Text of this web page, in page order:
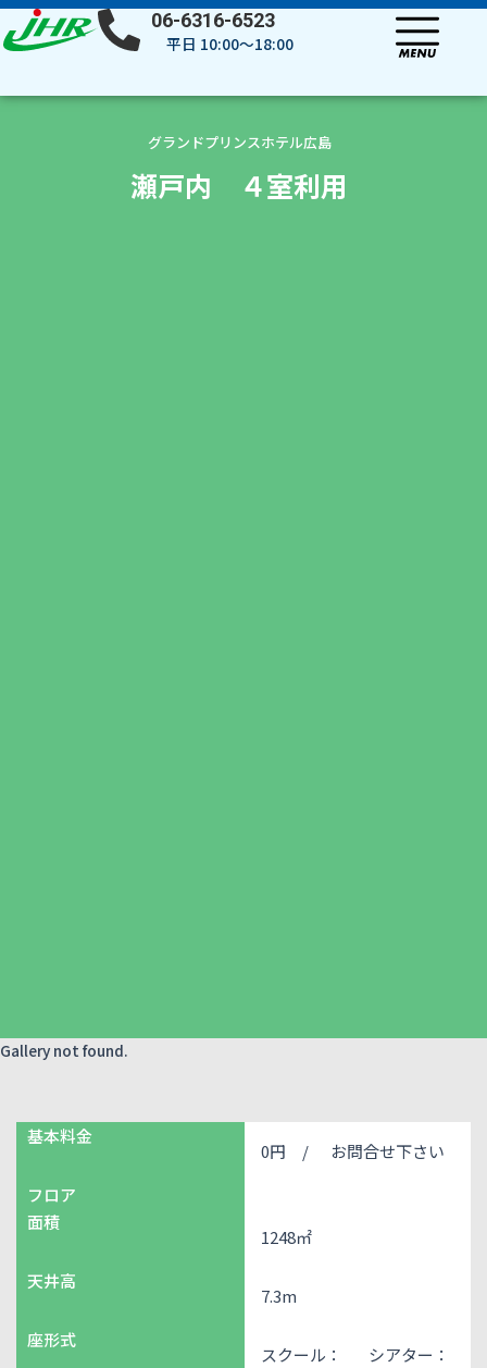
内
容
キ
06-6316-6523
平日 10:00～18:00
グランドプリンスホテル広島
瀬戸内 ４室利用
Gallery not found.
基本料金
0円 /
お問合せ下さい
フロア
面積
1248㎡
天井高
7.3m
座形式
スクール：
シアター：